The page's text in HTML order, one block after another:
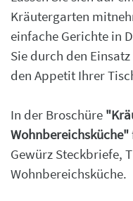
Kräutergarten
einfache Gerichte in
Sie durch den
den Appetit Ihrer
In der Broschüre
Wohnbereichsküche"
Gewürz Steckbriefe,
Wohnbereichsküche.